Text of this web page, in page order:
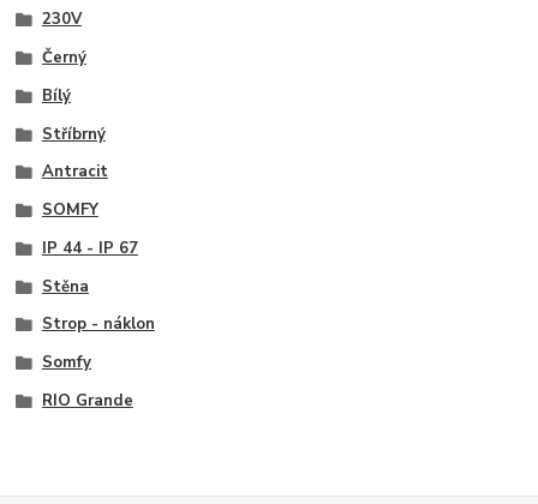
230V
Černý
Bílý
Stříbrný
Antracit
SOMFY
IP 44 - IP 67
Stěna
Strop - náklon
Somfy
RIO Grande